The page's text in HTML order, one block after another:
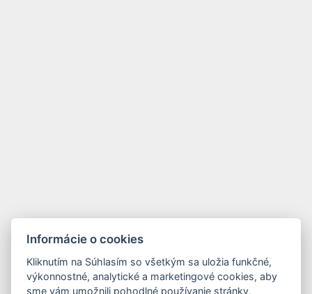
Informácie o cookies
Kliknutím na Súhlasím so všetkým sa uložia funkčné,
výkonnostné, analytické a marketingové cookies, aby
sme vám umožnili pohodlné používanie stránky,